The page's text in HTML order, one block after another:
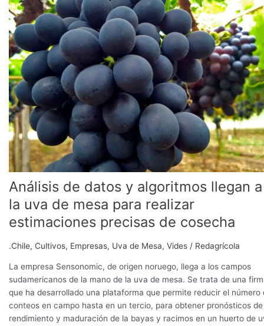
Análisis de datos y algoritmos llegan a
la uva de mesa para realizar
estimaciones precisas de cosecha
.Chile, Cultivos, Empresas, Uva de Mesa, Vides / Redagrícola
La empresa Sensonomic, de origen noruego, llega a los campos
sudamericanos de la mano de la uva de mesa. Se trata de una
que ha desarrollado una plataforma que permite reducir el número
conteos en campo hasta en un tercio, para obtener pronósticos de
rendimiento y maduración de la bayas y racimos en un huerto de
datos
y
algoritmos
llegan
a
la
uva
de
mesa
para
realizar
estimaciones
precisas
de
cosecha